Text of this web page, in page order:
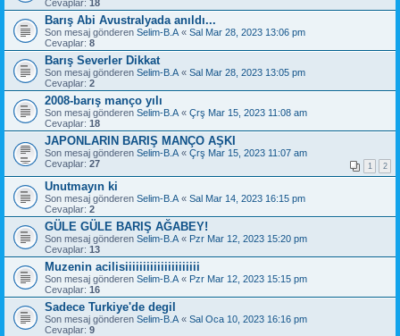
Cevaplar: 18
Barış Abi Avustralyada anıldı...
Son mesaj gönderen Selim-B.A « Sal Mar 28, 2023 13:06 pm
Cevaplar: 8
Barış Severler Dikkat
Son mesaj gönderen Selim-B.A « Sal Mar 28, 2023 13:05 pm
Cevaplar: 2
2008-barış manço yılı
Son mesaj gönderen Selim-B.A « Çrş Mar 15, 2023 11:08 am
Cevaplar: 18
JAPONLARIN BARIŞ MANÇO AŞKI
Son mesaj gönderen Selim-B.A « Çrş Mar 15, 2023 11:07 am
Cevaplar: 27 1 2
Unutmayın ki
Son mesaj gönderen Selim-B.A « Sal Mar 14, 2023 16:15 pm
Cevaplar: 2
GÜLE GÜLE BARIŞ AĞABEY!
Son mesaj gönderen Selim-B.A « Pzr Mar 12, 2023 15:20 pm
Cevaplar: 13
Muzenin acilisiiiiiiiiiiiiiiiiiiiii
Son mesaj gönderen Selim-B.A « Pzr Mar 12, 2023 15:15 pm
Cevaplar: 16
Sadece Turkiye'de degil
Son mesaj gönderen Selim-B.A « Sal Oca 10, 2023 16:16 pm
Cevaplar: 9